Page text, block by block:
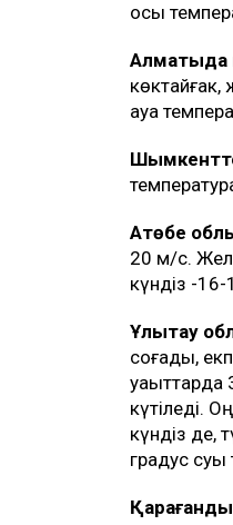
осы
Алматыда
көктайғак,
ауа
Ақтөбе
20 м/с. Жел
күндіз -16-
Ұлытау
соғады,
уақыттарда
күтіледі.
күндіз де,
градус суық